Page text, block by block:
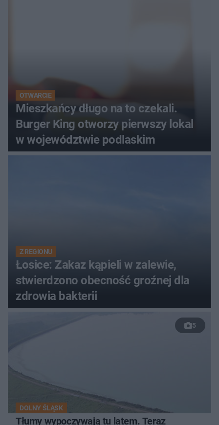
OTWARCIE
Mieszkańcy długo na to czekali.
Burger King otworzy pierwszy lokal
w województwie podlaskim
Z REGIONU
Łosice: Zakaz kąpieli w zalewie,
stwierdzono obecność groźnej dla
zdrowia bakterii
5
DOLNY ŚLĄSK
Tłumy wypoczywają tu latem. Teraz